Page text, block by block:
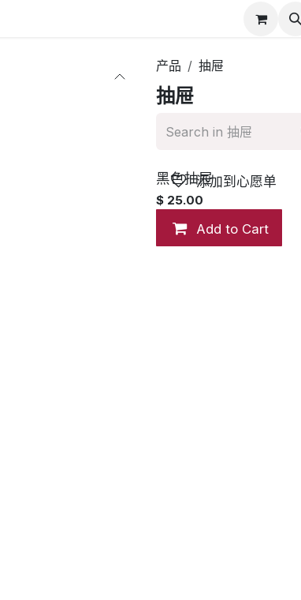
产品 抽屉
抽屉
黑色抽屉
$ 25.00
Add to Cart
添加到心愿单